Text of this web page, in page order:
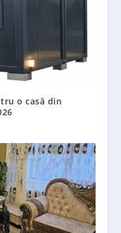
o casă din